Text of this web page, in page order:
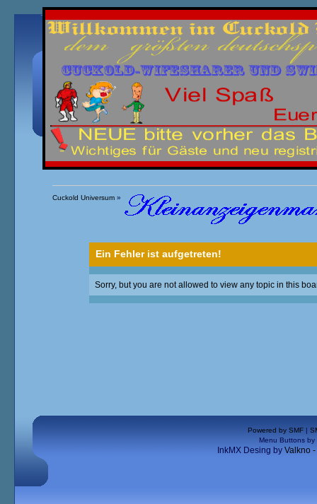
Übersicht Kalender Einloggen Registrieren
Cuckold Universum»
Ein Fehler ist aufgetreten!
Sorry, but you are not allowed to view any topic in this
Powered by SMF |
Menu Buttons by
InkMX Desing by Valkno